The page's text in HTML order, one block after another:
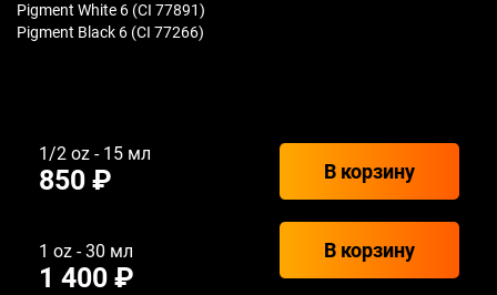
Pigment White 6 (CI 77891)
Pigment Black 6 (CI 77266)
1/2 oz - 15 мл
850 ₽
1 oz - 30 мл
1 400 ₽
В корзину
В корзину